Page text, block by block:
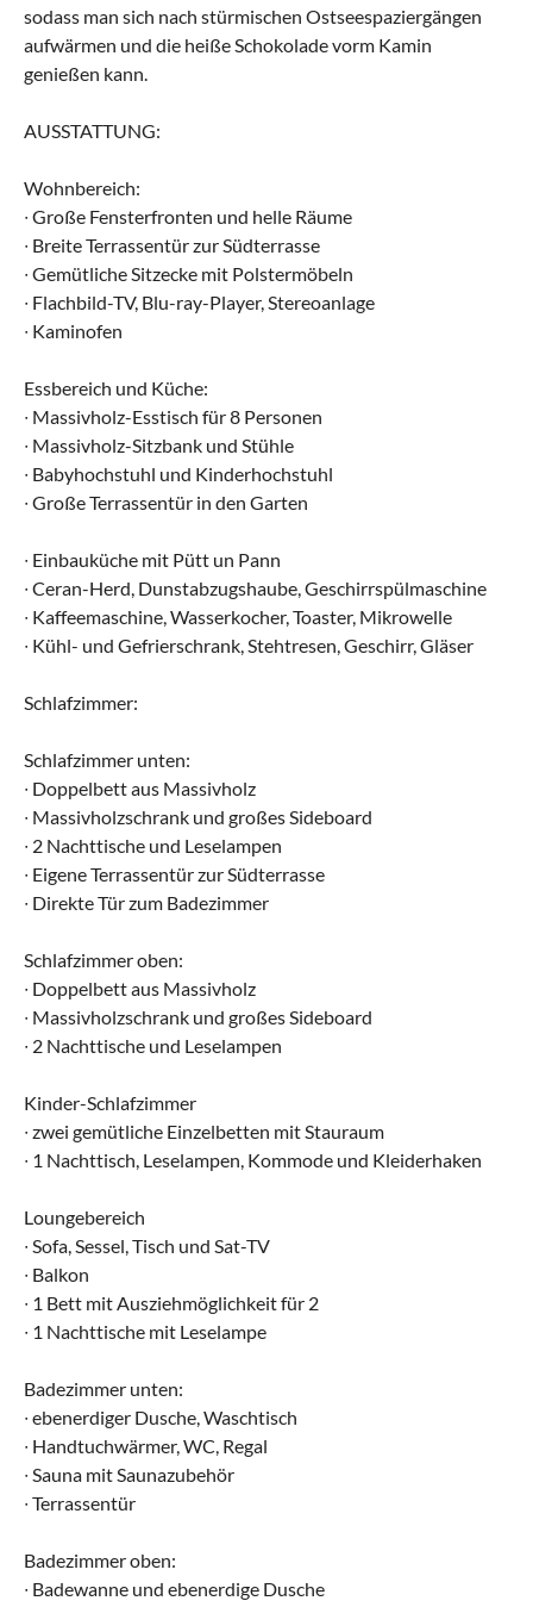
sodass man sich nach stürmischen Ostseespaziergängen
aufwärmen und die heiße Schokolade vorm Kamin
genießen kann.
AUSSTATTUNG:
Wohnbereich:
∙ Große Fensterfronten und helle Räume
∙ Breite Terrassentür zur Südterrasse
∙ Gemütliche Sitzecke mit Polstermöbeln
∙ Flachbild-TV, Blu-ray-Player, Stereoanlage
∙ Kaminofen
Essbereich und Küche:
∙ Massivholz-Esstisch für 8 Personen
∙ Massivholz-Sitzbank und Stühle
∙ Babyhochstuhl und Kinderhochstuhl
∙ Große Terrassentür in den Garten
∙ Einbauküche mit Pütt un Pann
∙ Ceran-Herd, Dunstabzugshaube, Geschirrspülmaschine
∙ Kaffeemaschine, Wasserkocher, Toaster, Mikrowelle
∙ Kühl- und Gefrierschrank, Stehtresen, Geschirr, Gläser
Schlafzimmer:
Schlafzimmer unten:
∙ Doppelbett aus Massivholz
∙ Massivholzschrank und großes Sideboard
∙ 2 Nachttische und Leselampen
∙ Eigene Terrassentür zur Südterrasse
∙ Direkte Tür zum Badezimmer
Schlafzimmer oben:
∙ Doppelbett aus Massivholz
∙ Massivholzschrank und großes Sideboard
∙ 2 Nachttische und Leselampen
Kinder-Schlafzimmer
∙ zwei gemütliche Einzelbetten mit Stauraum
∙ 1 Nachttisch, Leselampen, Kommode und Kleiderhaken
Loungebereich
∙ Sofa, Sessel, Tisch und Sat-TV
∙ Balkon
∙ 1 Bett mit Ausziehmöglichkeit für 2
∙ 1 Nachttische mit Leselampe
Badezimmer unten:
∙ ebenerdiger Dusche, Waschtisch
∙ Handtuchwärmer, WC, Regal
∙ Sauna mit Saunazubehör
∙ Terrassentür
Badezimmer oben:
∙ Badewanne und ebenerdige Dusche